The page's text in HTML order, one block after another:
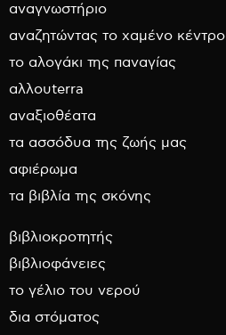
αναγνωστήριο
αναζητώντας το χαμένο κέντρο
το αλογάκι της παναγίας
αλλουterra
αναξιοθέατα
τα ασσόδυα της ζωής μας
αφιέρωμα
τα βιβλία της σκόνης
βιβλιοκροτητής
βιβλιοφάνειες
το γέλιο του νερού
δια στόματος